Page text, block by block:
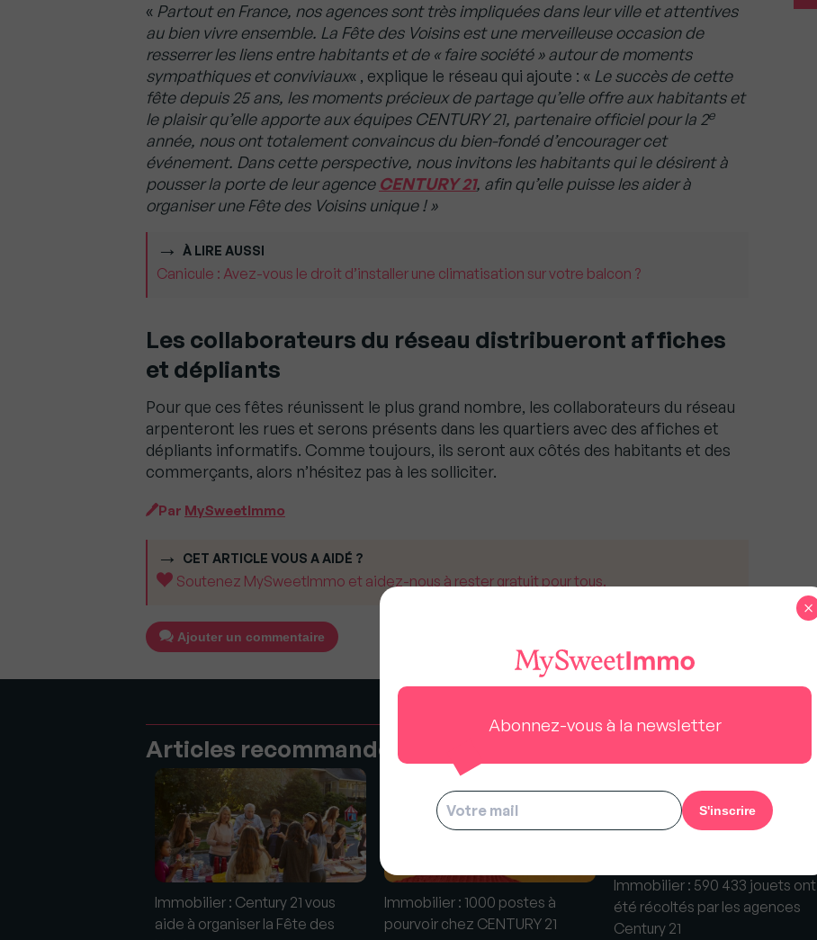
« Partout en France, nos agences sont très impliquées dans leur ville et attentives
au bien vivre ensemble. La Fête des Voisins est une merveilleuse occasion de
resserrer les liens entre habitants et de « faire société » autour de moments
sympathiques et conviviaux« , explique le réseau qui ajoute : « Le succès de cette
fête depuis 25 ans, les moments précieux de partage qu’elle offre aux habitants et
le plaisir qu’elle apporte aux équipes CENTURY 21, partenaire officiel pour la 2e
année, nous ont totalement convaincus du bien-fondé d’encourager cet
événement. Dans cette perspective, nous invitons les habitants qui le désirent à
pousser la porte de leur agence CENTURY 21, afin qu’elle puisse les aider à
organiser une Fête des Voisins unique ! »
À LIRE AUSSI
Canicule : Avez-vous le droit d’installer une climatisation sur votre balcon ?
Les collaborateurs du réseau distribueront affiches
et dépliants
Pour que ces fêtes réunissent le plus grand nombre, les collaborateurs du réseau
arpenteront les rues et serons présents dans les quartiers avec des affiches et
dépliants informatifs. Comme toujours, ils seront aux côtés des habitants et des
commerçants, alors n’hésitez pas à les solliciter.
Par MySweetImmo
CET ARTICLE VOUS A AIDÉ ?
Soutenez MySweetImmo et aidez-nous à rester gratuit pour tous.
Ajouter un commentaire
Articles recommandés
Immobilier : Century 21 vous
aide à organiser la Fête des
Immobilier : 1000 postes à
pourvoir chez CENTURY 21
Immobilier : 590 433 jouets ont
été récoltés par les agences
Century 21
Abonnez-vous à la newsletter
×